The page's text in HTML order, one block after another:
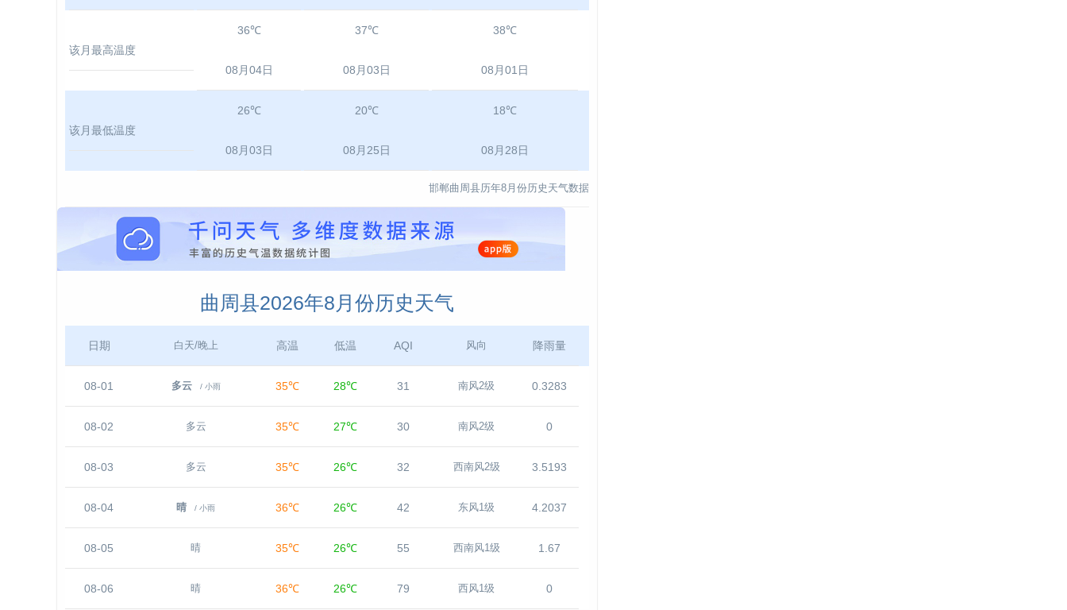
该月最高温度
36℃
08月04日
37℃
08月03日
38℃
08月01日
该月最低温度
26℃
08月03日
20℃
08月25日
18℃
08月28日
邯郸曲周县历年8月份历史天气数据
曲周县2026年8月份历史天气
日期 白天/晚上 高温 低温 AQI 风向 降雨量
08-01 多云 / 小雨 35℃ 28℃ 31 南风2级 0.3283
08-02 多云 35℃ 27℃ 30 南风2级 0
08-03 多云 35℃ 26℃ 32 西南风2级 3.5193
08-04 晴 / 小雨 36℃ 26℃ 42 东风1级 4.2037
08-05 晴 35℃ 26℃ 55 西南风1级 1.67
08-06 晴 36℃ 26℃ 79 西风1级 0